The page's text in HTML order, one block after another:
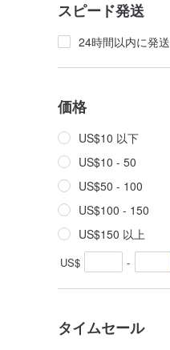
スピード発送
24時間以内に発送
価格
US$10 以下
US$10 - 50
US$50 - 100
US$100 - 150
US$150 以上
US$ -
タイムセール